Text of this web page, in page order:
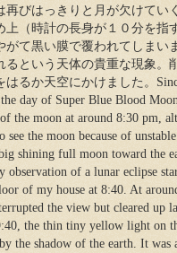
再びはっきりと月が欠けてい
上（時計の長身が１０分を指
がて黒い膜で覆われてしまい
るという天体の貴重な現象。
はるか天空にかけました。
day of Super Blue Blood
the moon at around 8:30 pm,
see the moon because of
shining full moon toward the
observation of a lunar eclipse
of my house at 8:40. At
the view but cleared up
the thin tiny yellow light on
the shadow of the earth. It